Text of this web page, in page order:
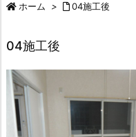
ホーム > 04施工後
04施工後